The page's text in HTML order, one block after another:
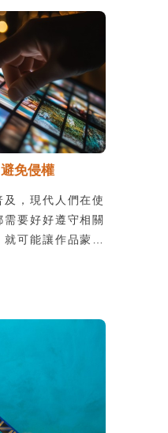
免侵權
，現代人們在使
要好好遵守相關
可能讓作品蒙上